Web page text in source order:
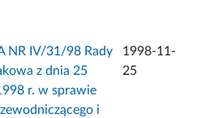
NR IV/31/98 Rady
z dnia 25
r. w sprawie
i
1998-11-
25